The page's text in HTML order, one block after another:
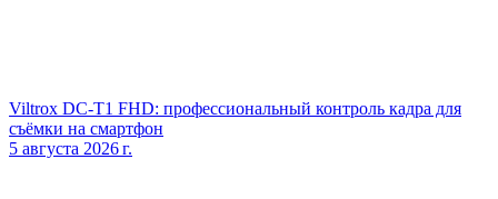
Viltrox DC‑T1 FHD: профессиональный контроль кадра для
съёмки на смартфон
5 августа 2026 г.